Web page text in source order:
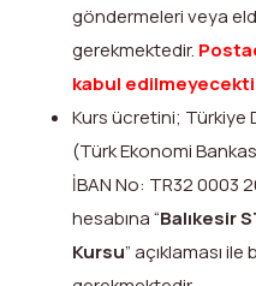
göndermeleri veya
gerekmektedir.
kabul
Kurs ücretini; Türkiye
(Türk Ekonomi
İBAN No: TR32 0003
hesabına “Balıkesir
Kursu” açıklaması ile